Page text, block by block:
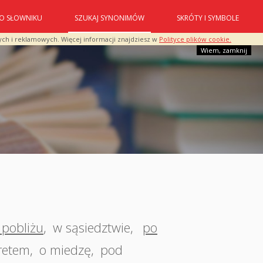
i reklamowych. Więcej informacji znajdziesz w Polityce plików cookie.
Wiem, zamknij
O SŁOWNIKU SZUKAJ SYNONIMÓW SKRÓTY I SYMBOLE
, w sąsiedztwie,
po
, o miedzę, pod